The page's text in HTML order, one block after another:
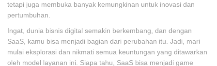
tetapi juga membuka banyak kemungkinan untuk inovasi dan
pertumbuhan.
Ingat, dunia bisnis digital semakin berkembang, dan dengan
SaaS, kamu bisa menjadi bagian dari perubahan itu. Jadi, mari
mulai eksplorasi dan nikmati semua keuntungan yang ditawarkan
oleh model layanan ini. Siapa tahu, SaaS bisa menjadi game